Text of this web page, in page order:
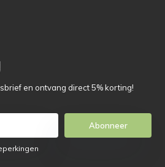
en ontvang direct 5% korting!
Abonneer